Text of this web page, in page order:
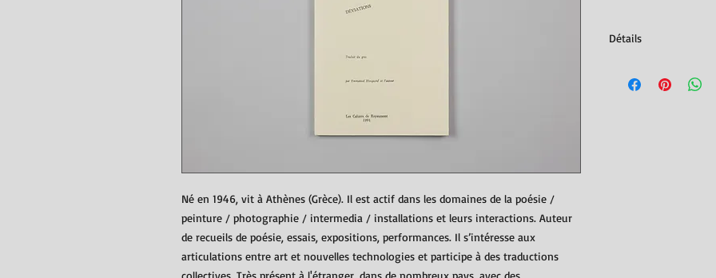
Né en 1946, vit à Athènes (Grèce). Il est actif dans les domaines de la poésie /
peinture / photographie / intermedia / installations et leurs interactions. Auteur
de recueils de poésie, essais, expositions, performances. Il s’intéresse aux
articulations entre art et nouvelles technologies et participe à des traductions
collectives. Très présent à l'étranger, dans de nombreux pays, avec des
Détails
Éditions Les Cahiers